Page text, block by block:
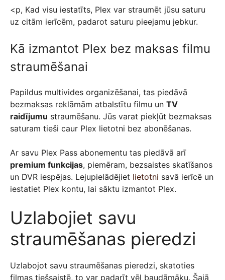
<p, Kad visu iestatīts, Plex var straumēt jūsu saturu
uz citām ierīcēm, padarot saturu pieejamu jebkur.
Kā izmantot Plex bez maksas filmu
straumēšanai
Papildus multivides organizēšanai, tas piedāvā
bezmaksas reklāmām atbalstītu filmu un TV
raidījumu straumēšanu. Jūs varat piekļūt bezmaksas
saturam tieši caur Plex lietotni bez abonēšanas.
Ar savu Plex Pass abonementu tas piedāvā arī
premium funkcijas, piemēram, bezsaistes skatīšanos
un DVR iespējas. Lejupielādējiet lietotni savā ierīcē un
iestatiet Plex kontu, lai sāktu izmantot Plex.
Uzlabojiet savu
straumēšanas pieredzi
Uzlabojot savu straumēšanas pieredzi, skatoties
filmas tiešsaistē, to var padarīt vēl baudāmāku. Šajā